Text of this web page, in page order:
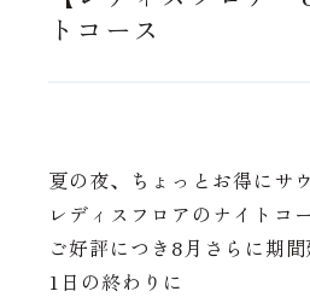
トコース
夏の夜、ちょっとお得にサ
レディスフロアのナイトコ
ご好評につき8月さらに期
1日の終わりに